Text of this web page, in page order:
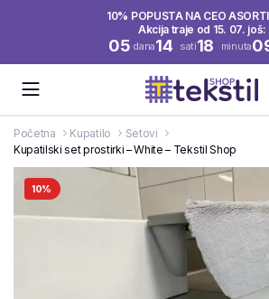
10% POPUSTA NA CEO
Akcija traje od 15. 07. još:
05 dana14 sati18 minuta
Početna Kupatilo
Setovi
Kupatilski set prostirki – White – Tekstil Shop
10%